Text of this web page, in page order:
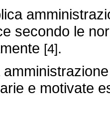
secondo le
[4].
e motivate